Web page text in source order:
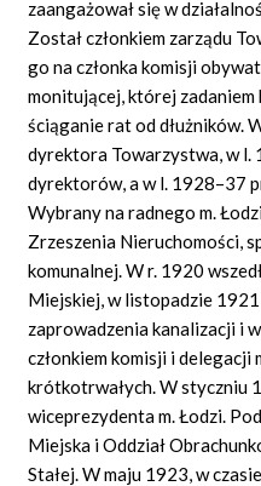
zaangażował się w
Został członkiem zarządu
go na członka komisji
monitującej, której zadaniem
ściąganie rat od dłużników.
dyrektora Towarzystwa, w l.
dyrektorów, a w l. 1928–37
Wybrany na radnego m.
Zrzeszenia Nieruchomości,
komunalnej. W r. 1920
Miejskiej, w listopadzie
zaprowadzenia kanalizacji i
członkiem komisji i
krótkotrwałych. W styczniu
wiceprezydenta m. Łodzi.
Miejska i Oddział
Stałej. W maju 1923, w